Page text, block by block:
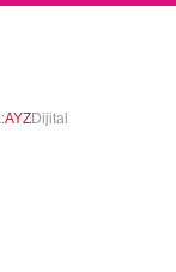
AYZDijital